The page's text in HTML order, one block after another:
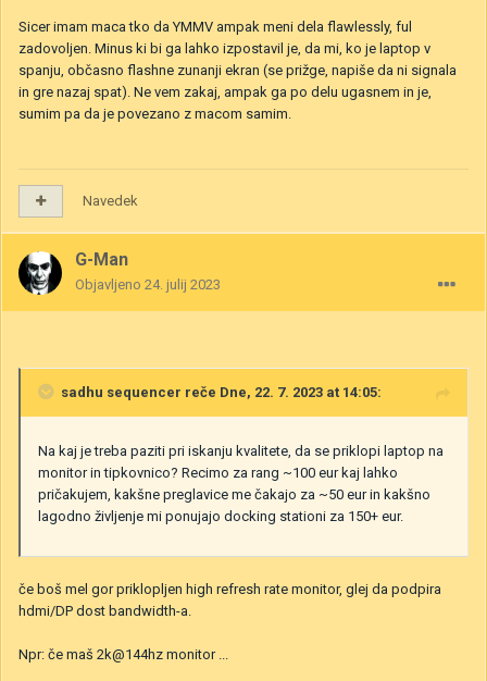
Sicer imam maca tko da YMMV ampak meni dela flawlessly, ful
zadovoljen. Minus ki bi ga lahko izpostavil je, da mi, ko je laptop v
spanju, občasno flashne zunanji ekran (se prižge, napiše da ni signala
in gre nazaj spat). Ne vem zakaj, ampak ga po delu ugasnem in je,
sumim pa da je povezano z macom samim.
Navedek
G-Man
Objavljeno 24. julij 2023
sadhu sequencer reče Dne, 22. 7. 2023 at 14:05:
Na kaj je treba paziti pri iskanju kvalitete, da se priklopi laptop na
monitor in tipkovnico? Recimo za rang ~100 eur kaj lahko
pričakujem, kakšne preglavice me čakajo za ~50 eur in kakšno
lagodno življenje mi ponujajo docking stationi za 150+ eur.
če boš mel gor priklopljen high refresh rate monitor, glej da podpira
hdmi/DP dost bandwidth-a.
Npr: če maš 2k@144hz monitor ...